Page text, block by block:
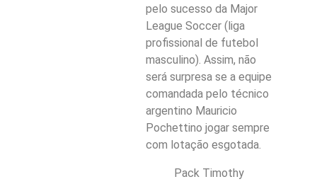
pelo sucesso da Major
League Soccer (liga
profissional de futebol
masculino). Assim, não
será surpresa se a equipe
comandada pelo técnico
argentino Mauricio
Pochettino jogar sempre
com lotação esgotada.
Pack Timothy